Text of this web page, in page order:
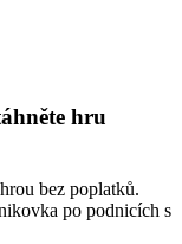
hru
bez poplatků.
po podnicích s